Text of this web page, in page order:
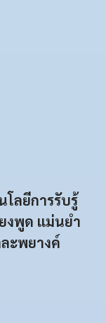
โลยีการรับรู้
งพูด แม่นยำ
ะพยางค์